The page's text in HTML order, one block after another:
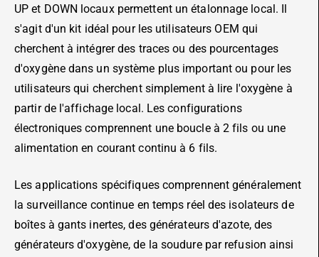
UP et DOWN locaux permettent un étalonnage local. Il
s'agit d'un kit idéal pour les utilisateurs OEM qui
cherchent à intégrer des traces ou des pourcentages
d'oxygène dans un système plus important ou pour les
utilisateurs qui cherchent simplement à lire l'oxygène à
partir de l'affichage local. Les configurations
électroniques comprennent une boucle à 2 fils ou une
alimentation en courant continu à 6 fils.
Les applications spécifiques comprennent généralement
la surveillance continue en temps réel des isolateurs de
boîtes à gants inertes, des générateurs d'azote, des
générateurs d'oxygène, de la soudure par refusion ainsi